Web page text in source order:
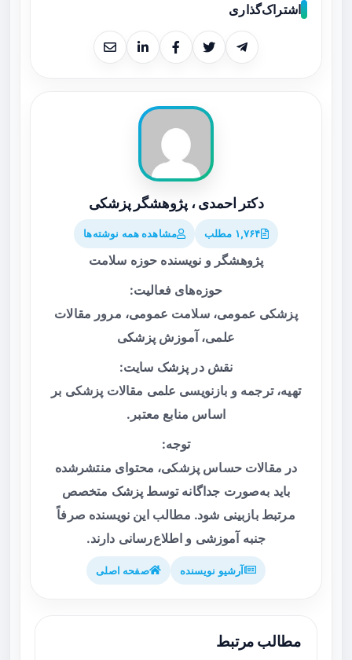
اشتراک‌گذاری
دکتر احمدی ، پژوهشگر پزشکی
۱,۷۶۴ مطلب مشاهده همه نوشته‌ها
پژوهشگر و نویسنده حوزه سلامت
حوزه‌های فعالیت:
پزشکی عمومی، سلامت عمومی، مرور مقالات
علمی، آموزش پزشکی
نقش در پزشک سایت:
تهیه، ترجمه و بازنویسی علمی مقالات پزشکی بر
اساس منابع معتبر.
توجه:
در مقالات حساس پزشکی، محتوای منتشرشده
باید به‌صورت جداگانه توسط پزشک متخصص
مرتبط بازبینی شود. مطالب این نویسنده صرفاً
جنبه آموزشی و اطلاع‌رسانی دارند.
آرشیو نویسنده صفحه اصلی
مطالب مرتبط